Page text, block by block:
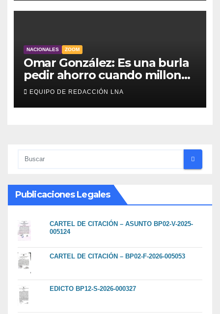
NACIONALES ZOOM
Omar González: Es una burla
pedir ahorro cuando millones
viven sin luz y sin agua
EQUIPO DE REDACCIÓN LNA
Publicaciones Legales
CARTEL DE CITACIÓN – ASUNTO BP02-V-2025-
005124
CARTEL DE CITACIÓN – BP02-F-2026-005053
EDICTO BP12-S-2026-000327